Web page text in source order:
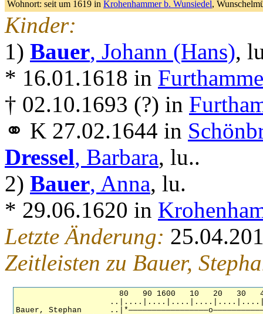
Wohnort: seit um 1619 in Krohenhammer b. Wunsiedel,
Kinder:
1) Bauer, Johann (Hans),
* 16.01.1618 in
† 02.10.1693 (?) in
⚭ K 27.02.1644 in
Dressel, Barbara, lu..
2) Bauer, Anna, lu.
* 29.06.1620 in
Letzte Änderung:
Zeitleisten zu Bauer,